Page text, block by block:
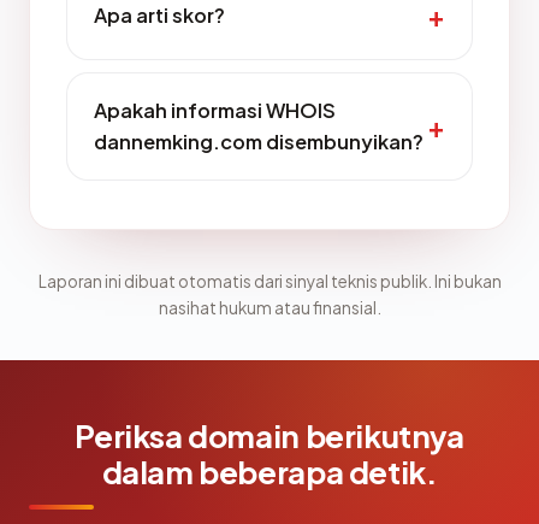
Apa arti skor?
Apakah informasi WHOIS
dannemking.com disembunyikan?
Laporan ini dibuat otomatis dari sinyal teknis publik. Ini bukan
nasihat hukum atau finansial.
Periksa domain berikutnya
dalam beberapa detik.